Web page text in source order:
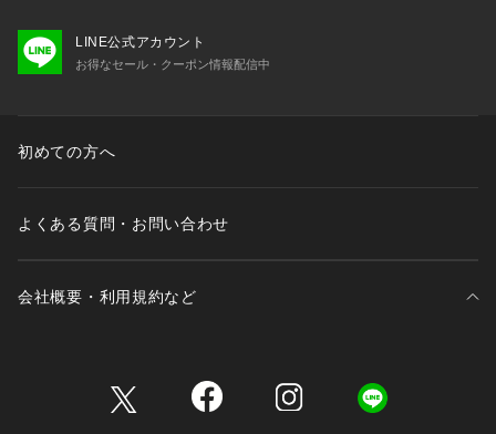
LINE公式アカウント
お得なセール・クーポン情報配信中
初めての方へ
よくある質問・お問い合わせ
会社概要・利用規約など